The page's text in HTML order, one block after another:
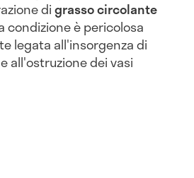
digrasso circolante
condizione è pericolosa
legata all'insorgenza di
all'ostruzione dei vasi